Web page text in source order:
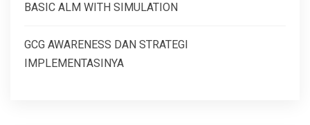
BASIC ALM WITH SIMULATION
GCG AWARENESS DAN STRATEGI
IMPLEMENTASINYA